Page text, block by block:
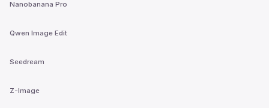
Nanobanana Pro
Qwen Image Edit
Seedream
Z-Image